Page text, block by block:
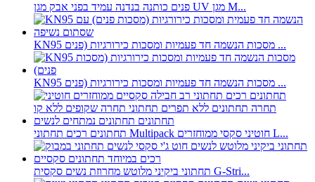
פנים כותנה בנדנה עמיד בפני אבק מגן UV מגן M...
KN95 מסכות הנשמה חד פעמיות ומסכות כירורגיות (פנים ...
KN95 מסכות הנשמה חד פעמיות ומסכות כירורגיות (פנים ...
תחתונים רכים תחתוני Multipack חוטיני סקסי ממוחזרים L...
תחתוני ביקיני מלוטש מחרוזת נשים סקסית G-Stri...